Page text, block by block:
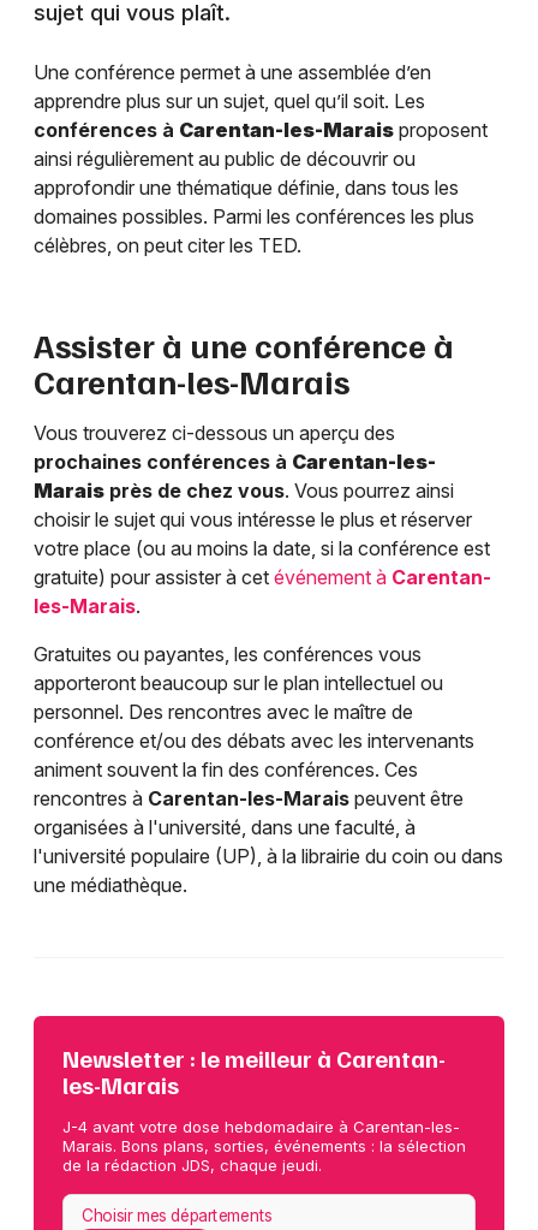
sujet qui vous plaît.
Une conférence permet à une assemblée d’en
apprendre plus sur un sujet, quel qu’il soit. Les
conférences à Carentan-les-Marais proposent
ainsi régulièrement au public de découvrir ou
approfondir une thématique définie, dans tous les
domaines possibles. Parmi les conférences les plus
célèbres, on peut citer les TED.
Assister à une conférence à
Carentan-les-Marais
Vous trouverez ci-dessous un aperçu des
prochaines conférences à Carentan-les-
Marais près de chez vous. Vous pourrez ainsi
choisir le sujet qui vous intéresse le plus et réserver
votre place (ou au moins la date, si la conférence est
gratuite) pour assister à cet événement à Carentan-
les-Marais.
Gratuites ou payantes, les conférences vous
apporteront beaucoup sur le plan intellectuel ou
personnel. Des rencontres avec le maître de
conférence et/ou des débats avec les intervenants
animent souvent la fin des conférences. Ces
rencontres à Carentan-les-Marais peuvent être
organisées à l'université, dans une faculté, à
l'université populaire (UP), à la librairie du coin ou dans
une médiathèque.
Newsletter : le meilleur à Carentan-
les-Marais
J-4 avant votre dose hebdomadaire à Carentan-les-
Marais. Bons plans, sorties, événements : la sélection
de la rédaction JDS, chaque jeudi.
Choisir mes départements